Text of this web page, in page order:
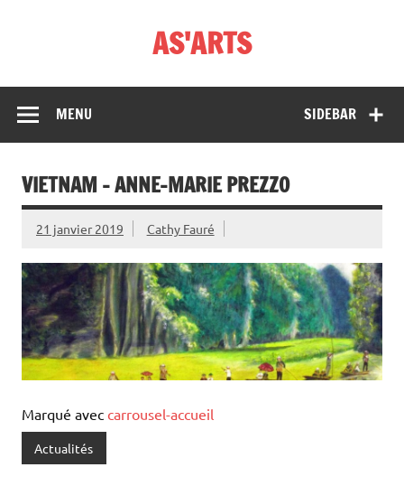
AS'ARTS
SIDEBAR
MENU
VIETNAM – ANNE-MARIE PREZZO
21 janvier 2019 Cathy Fauré
Marqué avec carrousel-accueil
Actualités